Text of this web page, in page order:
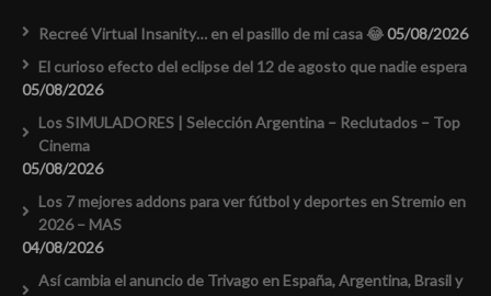
Recreé Virtual Insanity… en el pasillo de mi casa 😂05/08/2026
El curioso efecto del eclipse del 12 de agosto que nadie espera
05/08/2026
Los SIMULADORES | Selección Argentina – Reclutados – Top
Cinema
05/08/2026
Los 7 mejores addons para ver fútbol y deportes en Stremio en
2026 – MAS
04/08/2026
Así cambia el anuncio de Trivago en España, Argentina, Brasil y